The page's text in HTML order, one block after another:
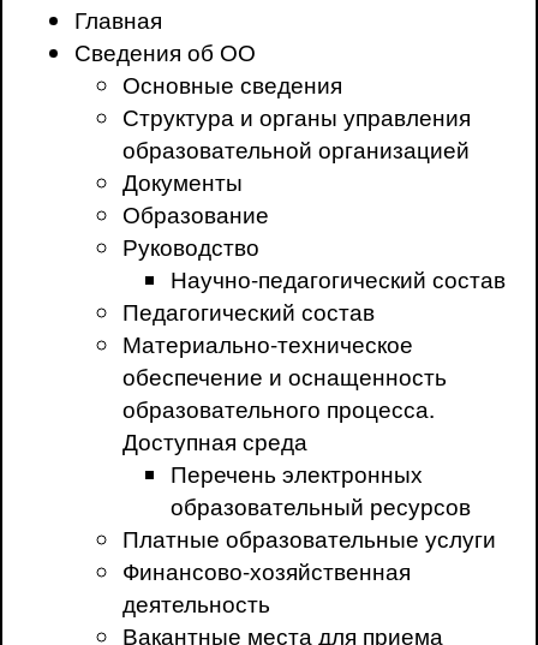
Главная
Сведения об ОО
Основные сведения
Структура и органы управления
образовательной организацией
Документы
Образование
Руководство
Научно-педагогический состав
Педагогический состав
Материально-техническое
обеспечение и оснащенность
образовательного процесса.
Доступная среда
Перечень электронных
образовательный ресурсов
Платные образовательные услуги
Финансово-хозяйственная
деятельность
Вакантные места для приема